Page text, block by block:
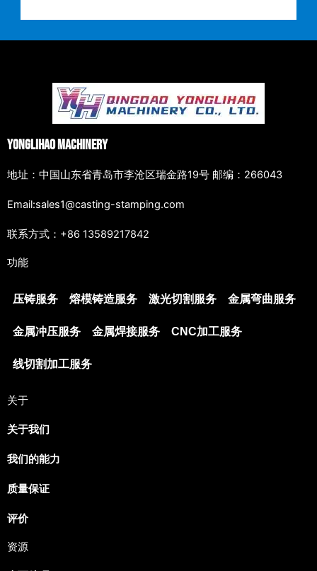
Yonglihao Machinery
地址：中国山东省青岛市李沧区瑞金路19号 邮编：266043
Email:sales1@casting-stamping.com
联系方式：+86 13589217842
功能
压铸服务 熔模铸造服务 激光切割服务 金属弯曲服务
金属冲压服务 金属焊接服务 CNC加工服务
线切割加工服务
关于
关于我们
我们的能力
质量保证
评价
资源